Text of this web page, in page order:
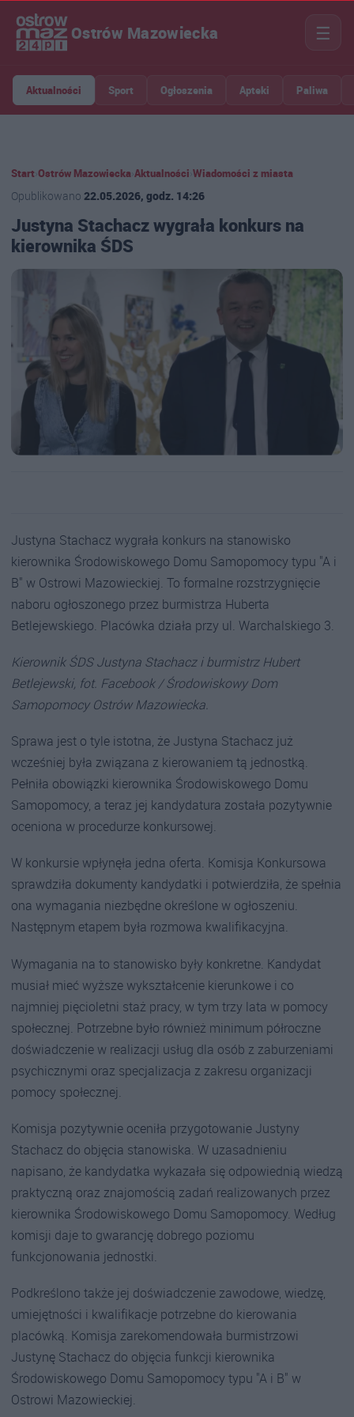
Ostrów Mazowiecka ☰
Aktualności Sport Ogłoszenia Apteki Paliwa
Start Ostrów Mazowiecka Aktualności Wiadomości z miasta
Opublikowano 22.05.2026, godz. 14:26
Justyna Stachacz wygrała konkurs na
kierownika ŚDS
Justyna Stachacz wygrała konkurs na stanowisko
kierownika Środowiskowego Domu Samopomocy typu "A i
B" w Ostrowi Mazowieckiej. To formalne rozstrzygnięcie
naboru ogłoszonego przez burmistrza Huberta
Betlejewskiego. Placówka działa przy ul. Warchalskiego 3.
Kierownik ŚDS Justyna Stachacz i burmistrz Hubert
Betlejewski, fot. Facebook / Środowiskowy Dom
Samopomocy Ostrów Mazowiecka.
Sprawa jest o tyle istotna, że Justyna Stachacz już
wcześniej była związana z kierowaniem tą jednostką.
Pełniła obowiązki kierownika Środowiskowego Domu
Samopomocy, a teraz jej kandydatura została pozytywnie
oceniona w procedurze konkursowej.
W konkursie wpłynęła jedna oferta. Komisja Konkursowa
sprawdziła dokumenty kandydatki i potwierdziła, że spełnia
ona wymagania niezbędne określone w ogłoszeniu.
Następnym etapem była rozmowa kwalifikacyjna.
Wymagania na to stanowisko były konkretne. Kandydat
musiał mieć wyższe wykształcenie kierunkowe i co
najmniej pięcioletni staż pracy, w tym trzy lata w pomocy
społecznej. Potrzebne było również minimum półroczne
doświadczenie w realizacji usług dla osób z zaburzeniami
psychicznymi oraz specjalizacja z zakresu organizacji
pomocy społecznej.
Komisja pozytywnie oceniła przygotowanie Justyny
Stachacz do objęcia stanowiska. W uzasadnieniu
napisano, że kandydatka wykazała się odpowiednią wiedzą
praktyczną oraz znajomością zadań realizowanych przez
kierownika Środowiskowego Domu Samopomocy. Według
komisji daje to gwarancję dobrego poziomu
funkcjonowania jednostki.
Podkreślono także jej doświadczenie zawodowe, wiedzę,
umiejętności i kwalifikacje potrzebne do kierowania
placówką. Komisja zarekomendowała burmistrzowi
Justynę Stachacz do objęcia funkcji kierownika
Środowiskowego Domu Samopomocy typu "A i B" w
Ostrowi Mazowieckiej.